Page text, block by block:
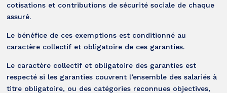
cotisations et contributions de sécurité sociale de chaque
assuré.
Le bénéfice de ces exemptions est conditionné au
caractère collectif et obligatoire de ces garanties.
Le caractère collectif et obligatoire des garanties est
respecté si les garanties couvrent l’ensemble des salariés à
titre obligatoire, ou des catégories reconnues objectives,